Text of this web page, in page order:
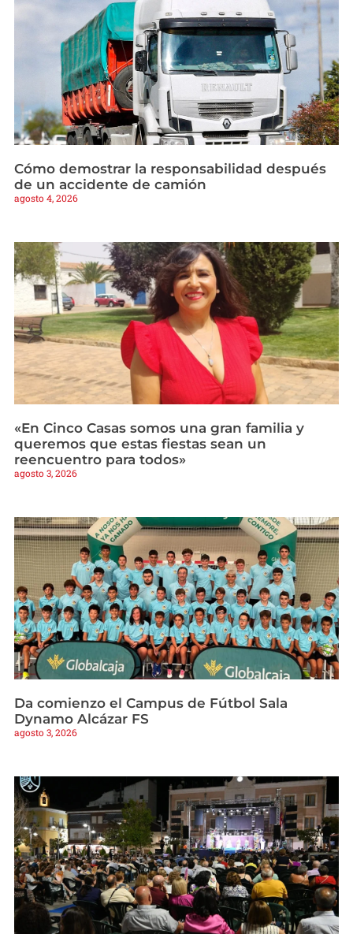
Cómo demostrar la responsabilidad después
de un accidente de camión
agosto 4, 2026
«En Cinco Casas somos una gran familia y
queremos que estas fiestas sean un
reencuentro para todos»
agosto 3, 2026
Da comienzo el Campus de Fútbol Sala
Dynamo Alcázar FS
agosto 3, 2026